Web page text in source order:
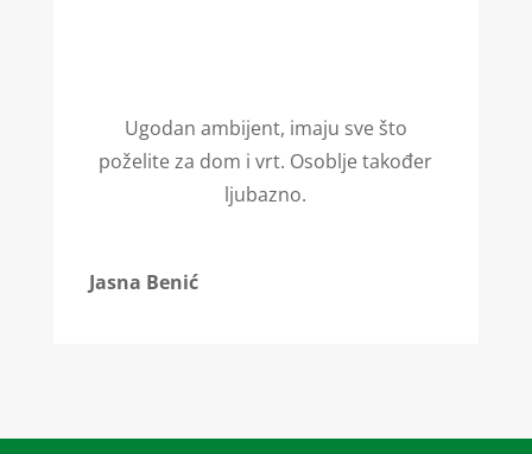
Ugodan ambijent, imaju sve što
poželite za dom i vrt. Osoblje također
ljubazno.
Jasna Benić